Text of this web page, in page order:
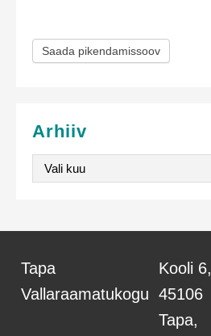
i
e
v
Saada pikendamissoov
Arhiiv
Arhiiv
Tapa
Vallaraamatukogu
Kooli 6,
45106
Tapa,